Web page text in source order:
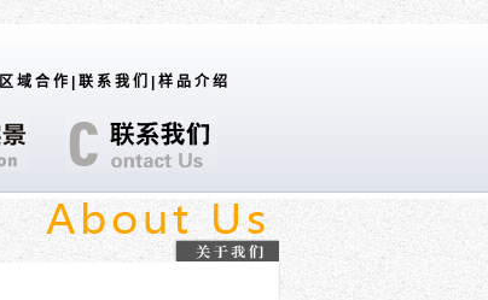
区域合作 联系我们 样品介绍